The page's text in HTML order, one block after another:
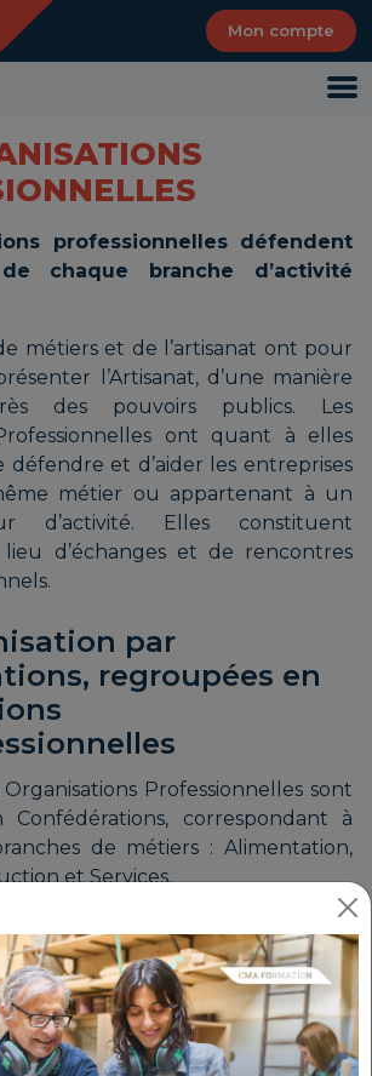
Mon compte
professionnelles défendent
chaque branche d’activité
métiers et de l’artisanat ont pour
l’Artisanat, d’une manière
des pouvoirs publics. Les
ont quant à elles
défendre et d’aider les entreprises
métier ou appartenant à un
d’activité. Elles constituent
d’échanges et de rencontres
par
regroupées en
Professionnelles sont
Confédérations, correspondant à
de métiers : Alimentation,
et Services.
Professionnelles sont chargées
branche d’activité qu’elles
sont elles-mêmes réunies en
professionnelle artisanale)
des cookies